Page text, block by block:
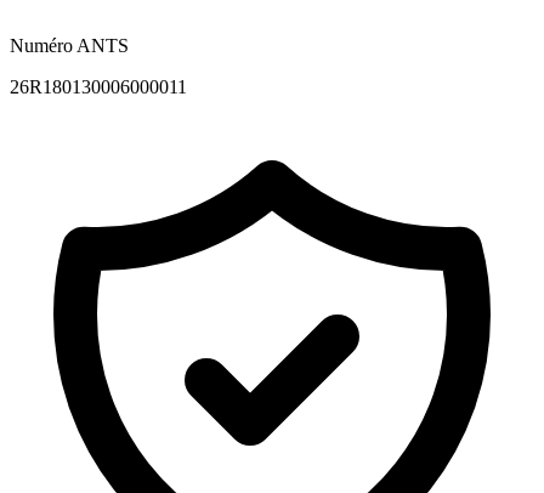
Numéro ANTS
26R180130006000011